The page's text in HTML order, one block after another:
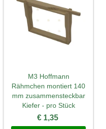
M3 Hoffmann
Rähmchen montiert 140
mm zusammensteckbar
Kiefer - pro Stück
€ 1,35